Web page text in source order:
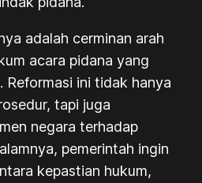
adalah cerminan arah
acara pidana yang
Reformasi ini tidak hanya
tapi juga
negara terhadap
pemerintah ingin
kepastian hukum,